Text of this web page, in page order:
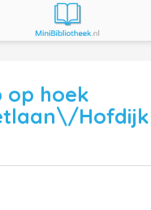
op hoek